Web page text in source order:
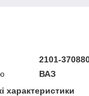
2101-
ВАЗ
характеристики